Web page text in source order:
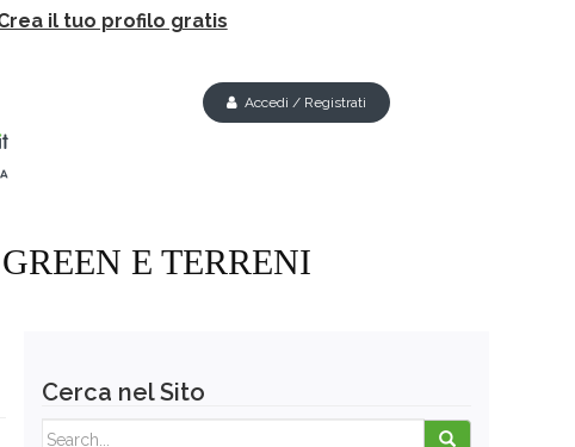
il tuo profilo gratis
Accedi / Registrati
E TERRENI
Cerca nel Sito
Search for: